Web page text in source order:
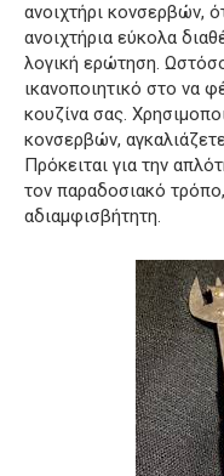
ανοιχτήρι κονσερβών,
ανοιχτήρια εύκολα
λογική ερώτηση.
ικανοποιητικό στο να
κουζίνα σας.
κονσερβών,
Πρόκειται για την
τον παραδοσιακό
αδιαμφισβήτητη.